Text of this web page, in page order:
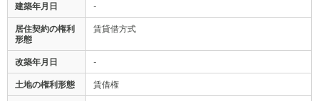
建築年月日 -
居住契約の権利
形態
賃貸借方式
改築年月日 -
土地の権利形態 賃借権